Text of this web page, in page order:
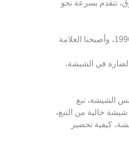
تتقدم بسرعة نحو
لقد أصبحنا عنوان أولئك الذين يصنعون اتجاهات مختلفة للشيشة كل عام، مع قوة كوننا رائدين في تركيا والعالم بتجاربنا المتفوقة وتجاربنا المتفوقة منذ عام 1996، وأصبحنا العلامة
الضارة في الشيشة،
دبس الشيشة، تبغ
خالية من التبغ،
كيفية تحضير